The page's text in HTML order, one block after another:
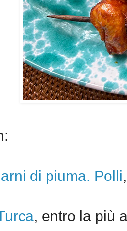
di piuma. Polli
, entro la più